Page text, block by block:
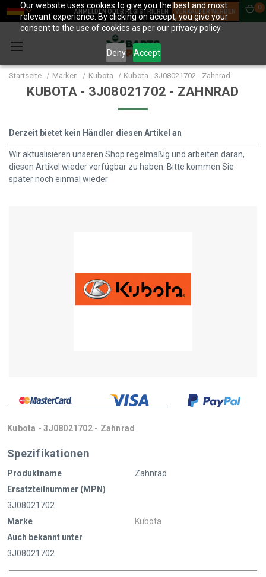
Our website uses cookies to give you the best and most
relevant experience. By clicking on accept, you give your
consent to the use of cookies as per our privacy policy.
Deny Accept
ANMELDEN ODER REGISTRIEREN VERKÄUFER WERDEN
0
Startseite Marken Kubota Kubota - 3J08021702 - Zahnrad
KUBOTA - 3J08021702 - ZAHNRAD
Derzeit bietet kein Händler diesen Artikel an
Wir aktualisieren unseren Shop regelmäßig und arbeiten daran,
diesen Artikel wieder verfügbar zu haben. Bitte kommen Sie
später noch einmal wieder
Kubota - 3J08021702 - Zahnrad
Spezifikationen
Produktname
Zahnrad
Ersatzteilnummer (MPN)
3J08021702
Marke
Kubota
Auch bekannt unter
3J08021702